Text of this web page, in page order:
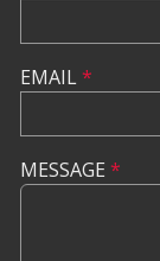
EMAIL*
MESSAGE *